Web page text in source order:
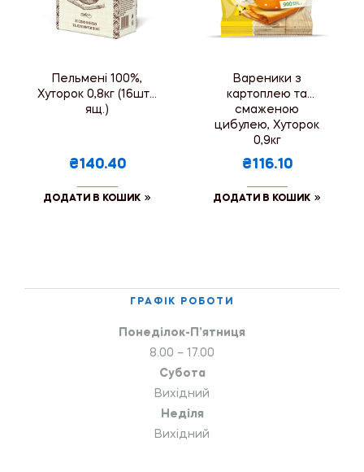
Пельмені 100%,
Хуторок 0,8кг (16шт./
ящ.)
₴140.40
ДОДАТИ В КОШИК
Вареники з
картоплею та
смаженою
цибулею, Хуторок
0,9кг
₴116.10
ДОДАТИ В КОШИК
ГРАФІК РОБОТИ
Понеділок-П’ятниця
8.00 – 17.00
Субота
Вихідний
Неділя
Вихідний